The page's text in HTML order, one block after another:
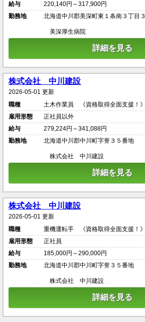
給与
220,140円～317,900円
勤務地
北海道中川郡美深町東１条南３丁目３
美深厚生病院
詳細を見る
株式会社 中川建設
2026-05-01 更新
職種
土木作業員 《資格取得全面支援！》
雇用形態
正社員以外
給与
279,224円～341,088円
勤務地
北海道中川郡中川町字誉３５番地
株式会社 中川建設
詳細を見る
株式会社 中川建設
2026-05-01 更新
職種
重機運転手 《資格取得全面支援！》
雇用形態
正社員
給与
185,000円～290,000円
勤務地
北海道中川郡中川町字誉３５番地
株式会社 中川建設
詳細を見る